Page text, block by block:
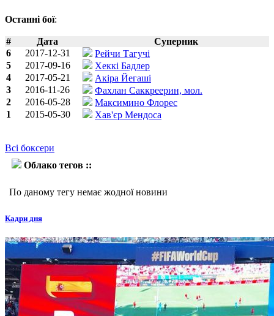
Останні бої:
# Дата
Суперник
6
2017-12-31
Рейчи Тагучі
5
2017-09-16
Хеккі Бадлер
4
2017-05-21
Акіра Йегаші
3
2016-11-26
Фахлан Саккреерин, мол.
2
2016-05-28
Максимино Флорес
1
2015-05-30 Хав'єр Мендоса
Всі боксери
Облако тегов ::
По даному тегу немає жодної новини
Кадри дня